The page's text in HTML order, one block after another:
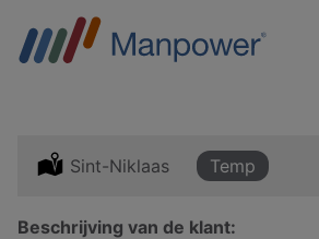
Location:
Sint-Niklaas Type:
Temp
Beschrijving van de klant: